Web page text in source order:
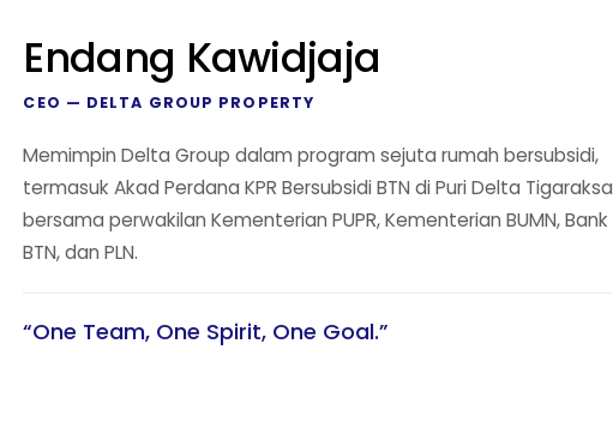
Endang Kawidjaja
CEO — DELTA GROUP PROPERTY
Memimpin Delta Group dalam program sejuta rumah bersubsidi,
termasuk Akad Perdana KPR Bersubsidi BTN di Puri Delta Tigaraksa
bersama perwakilan Kementerian PUPR, Kementerian BUMN, Bank
BTN, dan PLN.
“One Team, One Spirit, One Goal.”